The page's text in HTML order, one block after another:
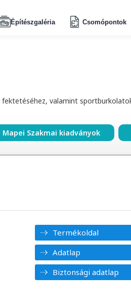
Építészgaléria Csomópontok
valamint
Mapei Szakmai kiadványok
Termékoldal
Adatlap
Biztonsági adatlap